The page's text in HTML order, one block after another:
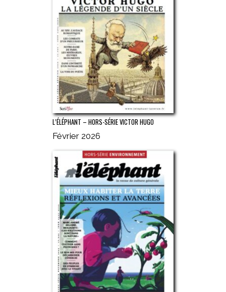
L’ÉLÉPHANT – HORS-SÉRIE VICTOR HUGO
Février 2026